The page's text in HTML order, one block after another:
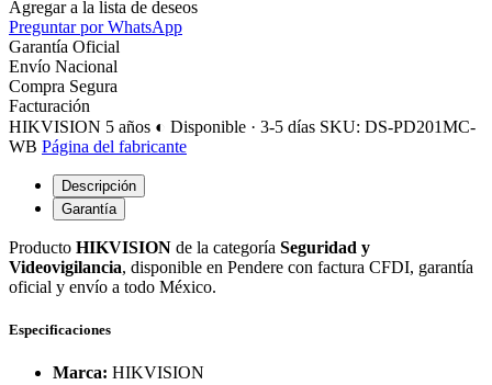
Agregar a la lista de deseos
Preguntar por WhatsApp
Garantía Oficial
Envío Nacional
Compra Segura
Facturación
HIKVISION 5 años ◐ Disponible · 3-5 días SKU: DS-PD201MC-
WB Página del fabricante
Descripción
Garantía
Producto HIKVISION de la categoría Seguridad y
Videovigilancia, disponible en Pendere con factura CFDI, garantía
oficial y envío a todo México.
Especificaciones
Marca: HIKVISION